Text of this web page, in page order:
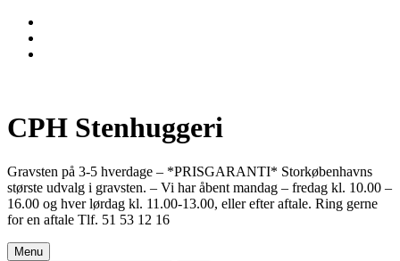
CPH Stenhuggeri
Gravsten på 3-5 hverdage – *PRISGARANTI* Storkøbenhavns
største udvalg i gravsten. – Vi har åbent mandag – fredag kl. 10.00 –
16.00 og hver lørdag kl. 11.00-13.00, eller efter aftale. Ring gerne
for en aftale Tlf. 51 53 12 16
Menu